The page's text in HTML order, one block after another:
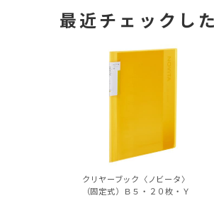
最近チェックし
クリヤーブック〈ノビータ〉
（固定式）Ｂ５・２０枚・Ｙ